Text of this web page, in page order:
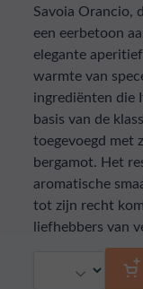
Savoia Orancio,
een eerbetoon
elegante
warmte van
ingrediënten die
basis van de
toegevoegd met
bergamot. Het
aromatische
tot zijn recht
liefhebbers van